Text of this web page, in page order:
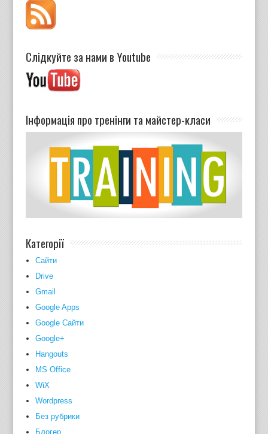
Слідкуйте за нами в Youtube
Інформація про тренінги та майстер-класи
Категорії
Cайти
Drive
Gmail
Google Apps
Google Сайти
Google+
Hangouts
MS Office
WiX
Wordpress
Без рубрики
Блогер